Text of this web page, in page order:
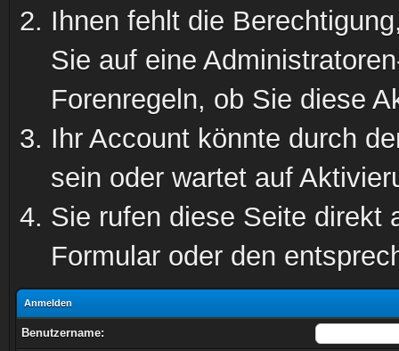
Ihnen fehlt die
Sie auf eine
Forenregeln, ob Sie diese
Ihr Account könnte durch
sein oder wartet auf
Sie rufen diese Seite direkt
Formular oder den
Anmelden
Benutzername: